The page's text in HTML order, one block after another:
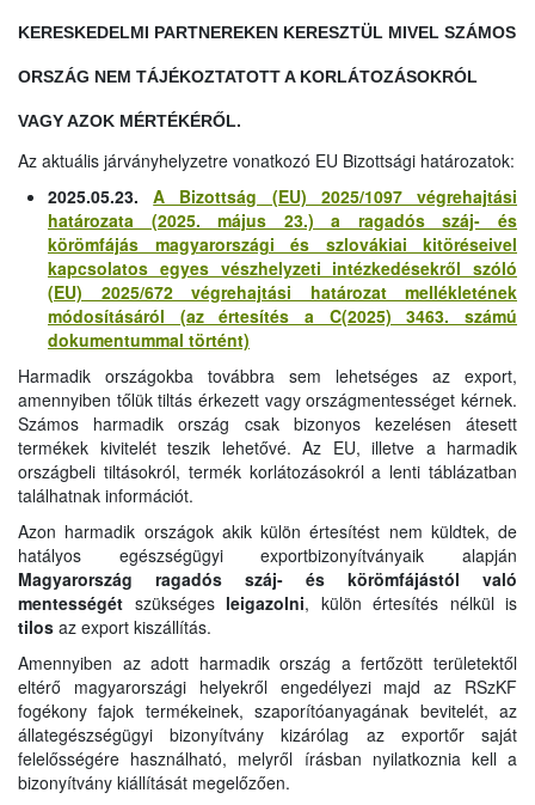
KERESKEDELMI PARTNEREKEN KERESZTÜL MIVEL SZÁMOS
ORSZÁG NEM TÁJÉKOZTATOTT A KORLÁTOZÁSOKRÓL
VAGY AZOK MÉRTÉKÉRŐL.
Az aktuális járványhelyzetre vonatkozó EU Bizottsági határozatok:
2025.05.23.A Bizottság (EU) 2025/1097 végrehajtási
határozata (2025. május 23.) a ragadós száj- és
körömfájás magyarországi és szlovákiai kitöréseivel
kapcsolatos egyes vészhelyzeti intézkedésekről szóló
(EU) 2025/672 végrehajtási határozat mellékletének
módosításáról (az értesítés a C(2025) 3463. számú
dokumentummal történt)
Harmadik országokba továbbra sem lehetséges az export,
amennyiben tőlük tiltás érkezett vagy országmentességet kérnek.
Számos harmadik ország csak bizonyos kezelésen átesett
termékek kivitelét teszik lehetővé. Az EU, illetve a harmadik
országbeli tiltásokról, termék korlátozásokról a lenti táblázatban
találhatnak információt.
Azon harmadik országok akik külön értesítést nem küldtek, de
hatályos egészségügyi exportbizonyítványaik alapján
Magyarország ragadós száj- és körömfájástól való
mentességét szükségesleigazolni, külön értesítés nélkül is
tilos az export kiszállítás.
Amennyiben az adott harmadik ország a fertőzött területektől
eltérő magyarországi helyekről engedélyezi majd az RSzKF
fogékony fajok termékeinek, szaporítóanyagának bevitelét, az
állategészségügyi bizonyítvány kizárólag az exportőr saját
felelősségére használható, melyről írásban nyilatkoznia kell a
bizonyítvány kiállítását megelőzően.